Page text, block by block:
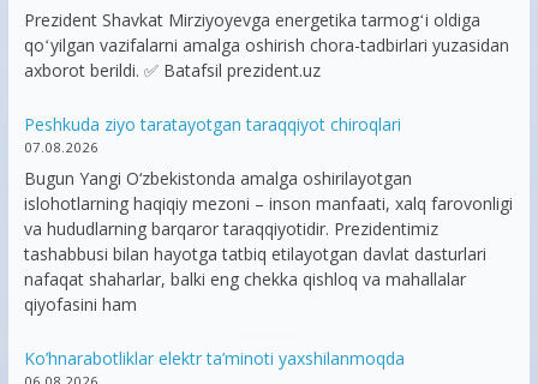
Prezident Shavkat Mirziyoyevga energetika tarmogʻi oldiga
qoʻyilgan vazifalarni amalga oshirish chora-tadbirlari yuzasidan
axborot berildi. ✅ Batafsil prezident.uz
Peshkuda ziyo taratayotgan taraqqiyot chiroqlari
07.08.2026
Bugun Yangi O‘zbekistonda amalga oshirilayotgan
islohotlarning haqiqiy mezoni – inson manfaati, xalq farovonligi
va hududlarning barqaror taraqqiyotidir. Prezidentimiz
tashabbusi bilan hayotga tatbiq etilayotgan davlat dasturlari
nafaqat shaharlar, balki eng chekka qishloq va mahallalar
qiyofasini ham
Ko’hnarabotliklar elektr ta’minoti yaxshilanmoqda